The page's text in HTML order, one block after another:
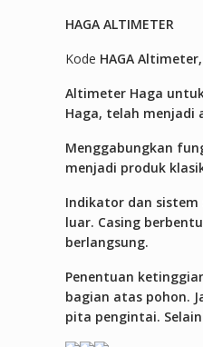
HAGA ALTIMETER
Kode HAGA Altimeter,
Altimeter Haga
Haga, telah
Menggabungkan
menjadi produk
Indikator dan sistem
luar. Casing
berlangsung.
Penentuan
bagian atas pohon.
pita pengintai.